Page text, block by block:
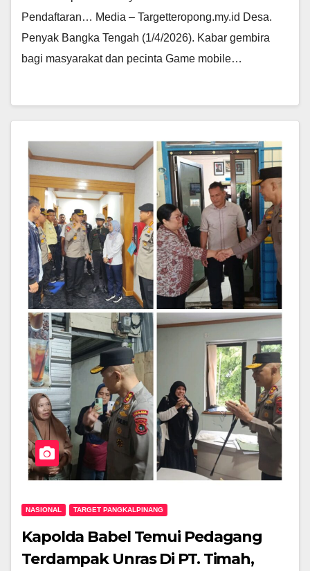
Pendaftaran… Media – Targetteropong.my.id Desa.
Penyak Bangka Tengah (1/4/2026). Kabar gembira
bagi masyarakat dan pecinta Game mobile…
NASIONAL TARGET PANGKALPINANG
Kapolda Babel Temui Pedagang
Terdampak Unras Di PT. Timah,